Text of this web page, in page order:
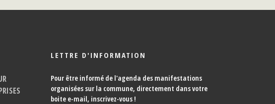
LETTRE D'INFORMATION
Pour être informé de l'agenda des manifestations
organisées sur la commune, directement dans votre
boite e-mail, inscrivez-vous !